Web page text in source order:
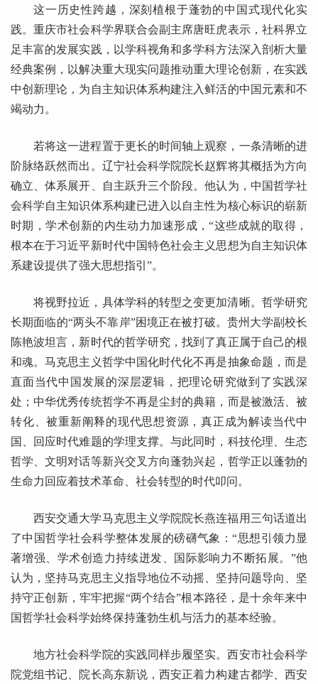
这一历史性跨越，深刻植根于蓬勃的中国式现代化实
践。重庆市社会科学界联合会副主席唐旺虎表示，社科界立
足丰富的发展实践，以学科视角和多学科方法深入剖析大量
经典案例，以解决重大现实问题推动重大理论创新，在实践
中创新理论，为自主知识体系构建注入鲜活的中国元素和不
竭动力。
若将这一进程置于更长的时间轴上观察，一条清晰的进
阶脉络跃然而出。辽宁社会科学院院长赵辉将其概括为方向
确立、体系展开、自主跃升三个阶段。他认为，中国哲学社
会科学自主知识体系构建已进入以自主性为核心标识的崭新
时期，学术创新的内生动力加速形成，“这些成就的取得，
根本在于习近平新时代中国特色社会主义思想为自主知识体
系建设提供了强大思想指引”。
将视野拉近，具体学科的转型之变更加清晰。哲学研究
长期面临的“两头不靠岸”困境正在被打破。贵州大学副校长
陈艳波坦言，新时代的哲学研究，找到了真正属于自己的根
和魂。马克思主义哲学中国化时代化不再是抽象命题，而是
直面当代中国发展的深层逻辑，把理论研究做到了实践深
处；中华优秀传统哲学不再是尘封的典籍，而是被激活、被
转化、被重新阐释的现代思想资源，真正成为解读当代中
国、回应时代难题的学理支撑。与此同时，科技伦理、生态
哲学、文明对话等新兴交叉方向蓬勃兴起，哲学正以蓬勃的
生命力回应着技术革命、社会转型的时代叩问。
西安交通大学马克思主义学院院长燕连福用三句话道出
了中国哲学社会科学整体发展的磅礴气象：“思想引领力显
著增强、学术创造力持续迸发、国际影响力不断拓展。”他
认为，坚持马克思主义指导地位不动摇、坚持问题导向、坚
持守正创新，牢牢把握“两个结合”根本路径，是十余年来中
国哲学社会科学始终保持蓬勃生机与活力的基本经验。
地方社会科学院的实践同样步履坚实。西安市社会科学
院党组书记、院长高东新说，西安正着力构建古都学、西安